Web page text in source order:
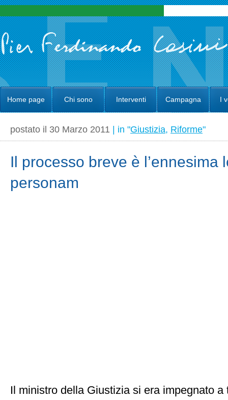
Home page Chi sono Interventi Campagna I
postato il 30 Marzo 2011 | in "Giustizia, Riforme"
Il processo breve è l’ennesima
personam
Il ministro della Giustizia si era impegnato a